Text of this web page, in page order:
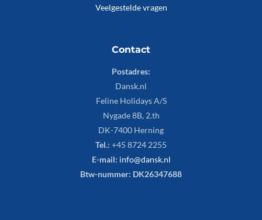
Veelgestelde vragen
Contact
Postadres:
Dansk.nl
Feline Holidays A/S
Nygade 8B, 2.th
DK-7400 Herning
Tel.: +45 8724 2255
E-mail: info@dansk.nl
Btw-nummer: DK26347688